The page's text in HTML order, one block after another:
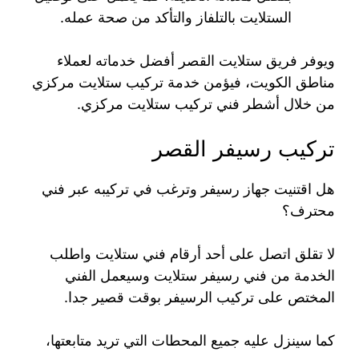
الستلايت بالتلفاز والتأكد من صحة عمله.
ويوفر فريق ستلايت القصر أفضل خدماته لعملاء
مناطق الكويت، فيؤمن خدمة تركيب ستلايت مركزي
من خلال أشطر فني تركيب ستلايت مركزي.
تركيب رسيفر القصر
هل اقتنيت جهاز رسيفر وترغب في تركيبه عبر فني
محترف؟
لا تقلق اتصل على أحد أرقام فني ستلايت واطلب
الخدمة من فني رسيفر ستلايت وسيعمل الفني
المختص على تركيب الرسيفر بوقت قصير جدا.
كما سينزل عليه جميع المحطات التي تريد متابعتها،